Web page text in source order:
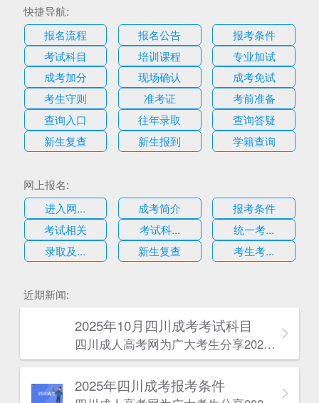
快捷导航:
报名流程
报名公告
报考条件
考试科目
培训课程
专业加试
成考加分
现场确认
成考免试
考生守则
准考证
考前准备
查询入口
往年录取
查询答疑
新生复查
新生报到 学籍查询
网上报名:
进入网...
成考简介
报考条件
考试相关
考试科...
统一考...
录取及...
新生复查 考生考...
近期新闻:
2025年10月四川成考考试科目
四川成人高考网​为广大考生分享2025年10月四川成考考试科目。为广大在职人员和社会人士提供学历提升的机会。更多四川成考考试信息，欢迎在线访问四川成人高考网。
2025年‌‌‌‌四川成考报考条件